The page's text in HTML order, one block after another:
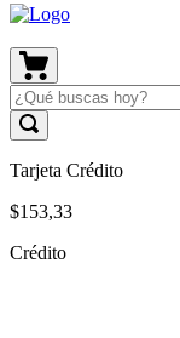
Tarjeta Crédito
$153,33
Crédito